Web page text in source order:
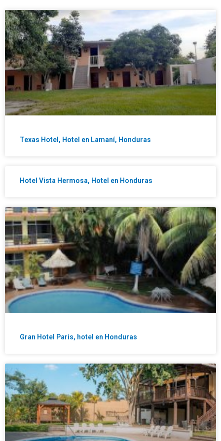
Texas Hotel, Hotel en Lamaní, Honduras
Hotel Vista Hermosa, Hotel en Honduras
Gran Hotel Paris, hotel en Honduras